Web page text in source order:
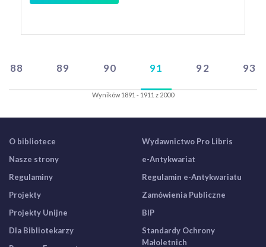
88 89 90 91 92 93
Wyników 1891 - 1911 z 2000
O bibliotece
Nasze strony
Regulaminy
Projekty
Projekty Unijne
Dla Bibliotekarzy
Wydawnictwo Pro Libris
e-Antykwariat
Regulamin e-Antykwariatu
Zamówienia Publiczne
BIP
Standardy Ochrony
Małoletnich